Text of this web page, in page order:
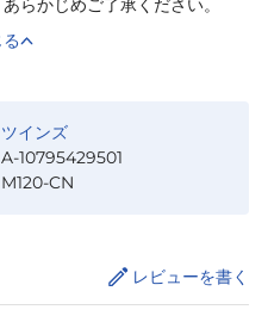
らかじめご了承ください。
ツインズ
A-10795429501
M120-CN
レビューを書く